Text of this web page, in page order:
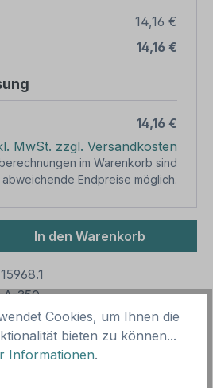
14,16 €
14,16 €
14,16 €
MwSt. zzgl. Versandkosten
im Warenkorb sind
abweichende Endpreise möglich.
Gib den
In den Warenkorb
A-350
Cookies, um Ihnen die
bieten zu können...
Informationen.